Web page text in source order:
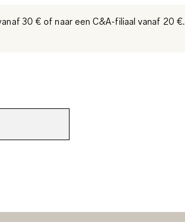
30 €of naar een C&A-filiaalvanaf 20 €.